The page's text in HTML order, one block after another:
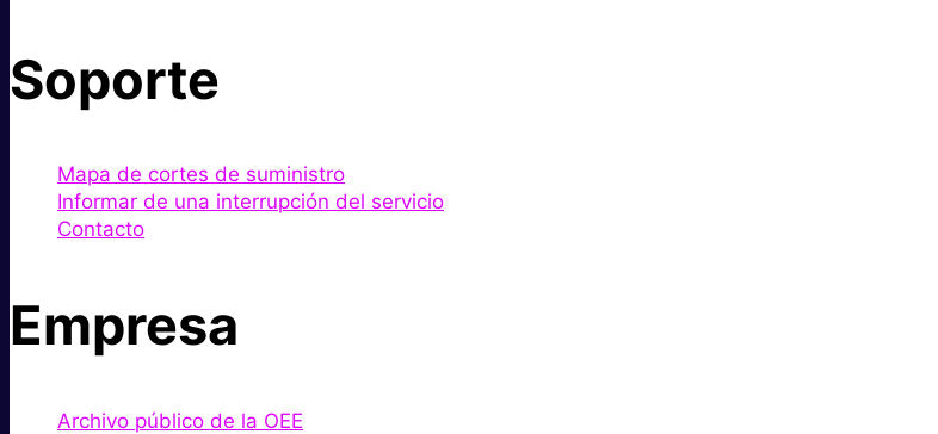
Soporte
Mapa de cortes de suministro
Informar de una interrupción del servicio
Contacto
Empresa
Archivo público de la OEE